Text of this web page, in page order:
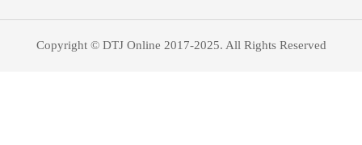
Copyright © DTJ Online 2017-2025. All Rights Reserved